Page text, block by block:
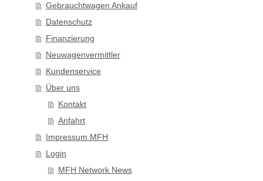
Gebrauchtwagen Ankauf
Datenschutz
Finanzierung
Neuwagenvermittler
Kundenservice
Über uns
Kontakt
Anfahrt
Impressum MFH
Login
MFH Network News